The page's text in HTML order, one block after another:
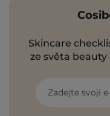
Skincare
ze světa beauty
Zadejte svoji